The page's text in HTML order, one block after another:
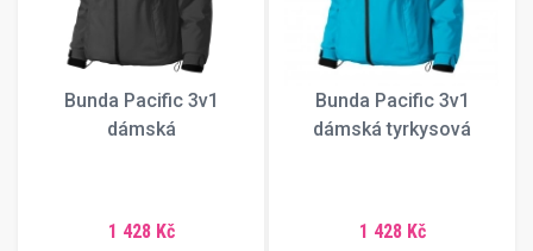
Bunda Pacific 3v1
dámská
1 428 Kč
Bunda Pacific 3v1
dámská tyrkysová
1 428 Kč